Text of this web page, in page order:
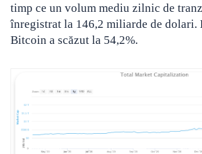
timp ce un volum mediu zilnic de
înregistrat la 146,2 miliarde de dolari.
Bitcoin a scăzut la 54,2%.